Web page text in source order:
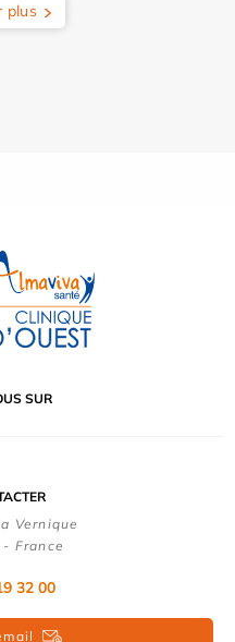
plus
SUR
Vernique
France
32 00